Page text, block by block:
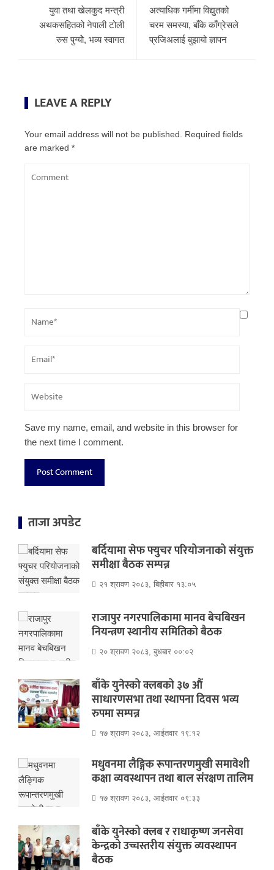
युवा तथा खेलकुद मन्त्री
अथकसहितको नेपाली टोली
रुस पुग्योे, भव्य स्वागत
अत्याधिक गर्मीमा विद्युतको
चरम समस्या, बाँके काँग्रेसले
प्रजिअलाई बुझायो ज्ञापन
LEAVE A REPLY
Your email address will not be published.
Required fields
are marked *
Save my name, email, and website in this browser for
the next time I comment.
ताजा अपडेट
बर्दियामा सेफ फ्युचर परियोजनाको संयुक्त
समीक्षा बैठक सम्पन्न
२१ श्रावण २०८३, बिहीबार १३:०५
राजापुर नगरपालिकामा मानव बेचबिखन
नियन्त्रण स्थानीय समितिको बैठक
२० श्रावण २०८३, बुधबार ००:०२
बाँके युनेस्को क्लबको ३७ औं
साधारणसभा तथा स्थापना दिवस भव्य
रुपमा सम्पन्न
१७ श्रावण २०८३, आईतवार १९:१२
मधुवनमा लैङ्गिक रूपान्तरणमुखी समावेशी
कक्षा व्यवस्थापन तथा बाल संरक्षण तालिम
१७ श्रावण २०८३, आईतवार ०९:३३
बाँके युनेस्को क्लब र राधाकृष्ण जनसेवा
केन्द्रको उच्चस्तरीय संयुक्त व्यवस्थापन
बैठक